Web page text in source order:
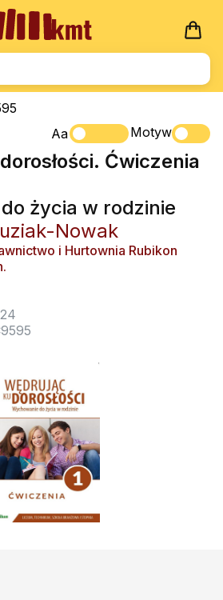
- Książki
- Multimedia
Dla Dzieci
dydaktyczne
- Podręczniki
dydaktyczne
Aa
Motyw
Ćwiczenia
życia w rodzinie
Nowak
i Hurtownia Rubikon